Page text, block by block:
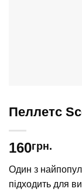
Пеллетс
160грн.
Один з
підходить для